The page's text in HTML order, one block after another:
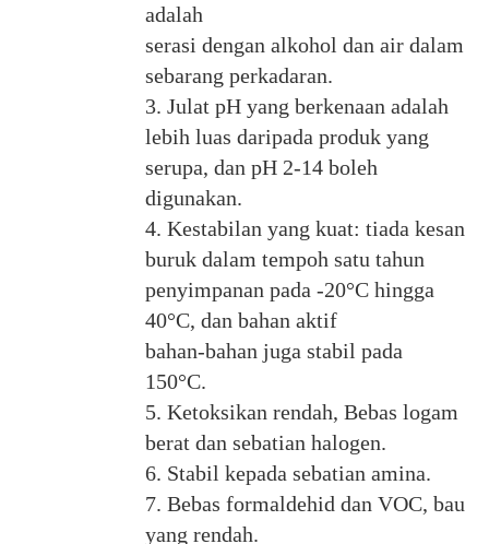
adalah
serasi dengan alkohol dan air dalam
sebarang perkadaran.
3. Julat pH yang berkenaan adalah
lebih luas daripada produk yang
serupa, dan pH 2-14 boleh
digunakan.
4. Kestabilan yang kuat: tiada kesan
buruk dalam tempoh satu tahun
penyimpanan pada -20°C hingga
40°C, dan bahan aktif
bahan-bahan juga stabil pada
150°C.
5. Ketoksikan rendah, Bebas logam
berat dan sebatian halogen.
6. Stabil kepada sebatian amina.
7. Bebas formaldehid dan VOC, bau
yang rendah.